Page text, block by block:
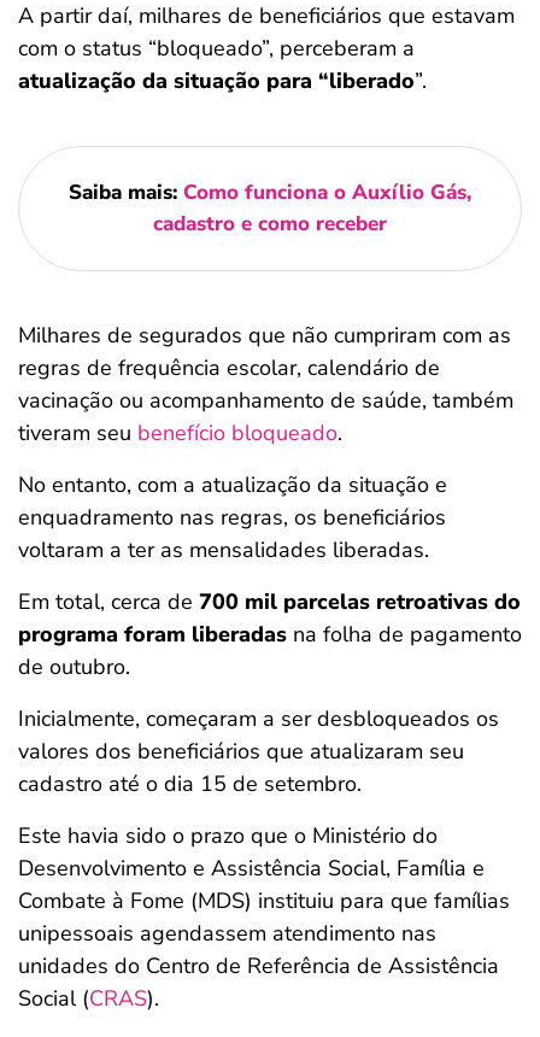
A partir daí, milhares de beneficiários que estavam
com o status “bloqueado”, perceberam a
atualização da situação para “liberado”.
Saiba mais: Como funciona o Auxílio Gás,
cadastro e como receber
Milhares de segurados que não cumpriram com as
regras de frequência escolar, calendário de
vacinação ou acompanhamento de saúde, também
tiveram seu benefício bloqueado.
No entanto, com a atualização da situação e
enquadramento nas regras, os beneficiários
voltaram a ter as mensalidades liberadas.
Em total, cerca de 700 mil parcelas retroativas do
programa foram liberadas na folha de pagamento
de outubro.
Inicialmente, começaram a ser desbloqueados os
valores dos beneficiários que atualizaram seu
cadastro até o dia 15 de setembro.
Este havia sido o prazo que o Ministério do
Desenvolvimento e Assistência Social, Família e
Combate à Fome (MDS) instituiu para que famílias
unipessoais agendassem atendimento nas
unidades do Centro de Referência de Assistência
Social (CRAS).